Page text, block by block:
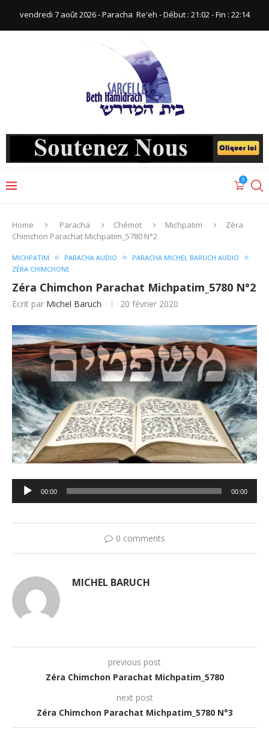
vendredi 7 août 2026 - Paracha ‪ Re'eh‬ - Début : 21:02‬ - Fin : ‪22:14‬
0
Home Paracha Chémot Michpatim
Zéra
Chimchon Parachat Michpatim_5780 N°2
MICHPATIM PARACHA AUDIO
PARACHA MICHEL BARUCH AUDIO
ZÉRA CHIMCHONE
Zéra Chimchon Parachat Michpatim_5780 N°2
Ecrit par Michel Baruch 20 février 2020
Lecteur
audio
00:00 00:00
0 comments
MICHEL BARUCH
previous post
Zéra Chimchon Parachat Michpatim_5780
next post
Zéra Chimchon Parachat Michpatim_5780 N°3